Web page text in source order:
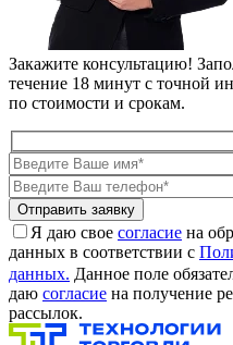
Закажите консультацию!
течение 18 минут с точной
по стоимости и срокам.
Я даю свое согласие на
данных в соответствии с
данных. Данное поле
даю согласие на получение
рассылок.